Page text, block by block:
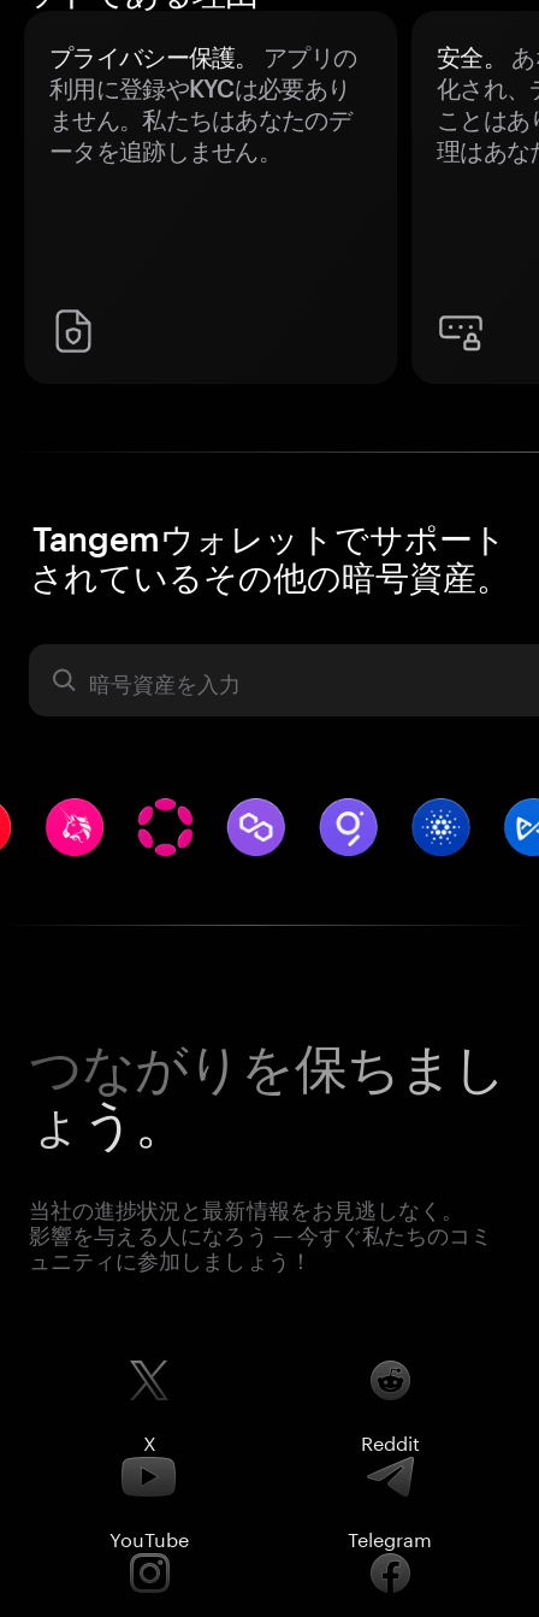
プライバシー保護。
アプリの
利用に登録やKYCは必要あり
ません。私たちはあなたのデ
ータを追跡しません。
安全。
化され、
ことはあ
理はあな
Tangemウォレットでサポート
されているその他の暗号資産。
暗号資産
つながりを保ちまし
ょう。
当社の進捗状況と最新情報をお見逃しなく。
影響を与える人になろう — 今すぐ私たちのコミ
ュニティに参加しましょう！
X Reddit
YouTube Telegram